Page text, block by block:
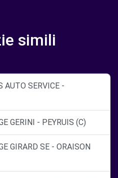
simili
SERVICE -
GERINI - PEYRUIS (C)
GIRARD SE - ORAISON